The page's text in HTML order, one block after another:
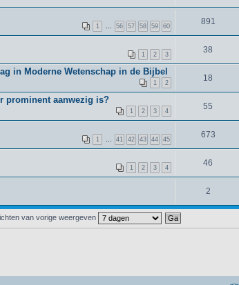
1 … 56 57 58 59 60 891
1 2 3 38
in Moderne Wetenschap in de Bijbel
1 2 18
prominent aanwezig is?
1 2 3 4 55
1 … 41 42 43 44 45 673
1 2 3 4 46
2
van vorige weergeven